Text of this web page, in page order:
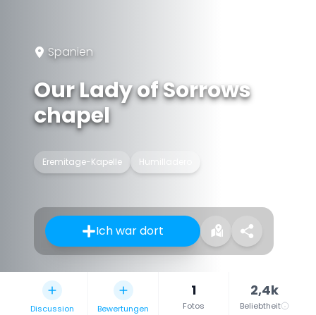
Spanien
Our Lady of Sorrows
chapel
Eremitage-Kapelle Humilladero
Ich war dort
Discussion Bewertungen
1
Fotos
2,4k
Beliebtheit